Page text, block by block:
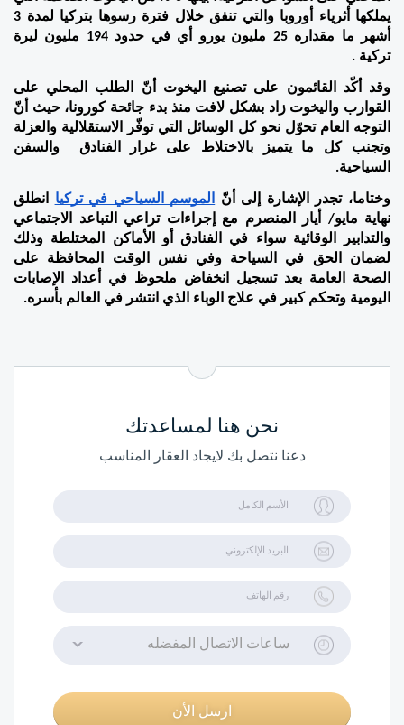
نحن هنا لمساعدتك
دعنا نتصل بك لايجاد العقار المناسب
ساعات الاتصال المفضله
ارسل الأن
تركية .
السياحية.
وختاما، تجدر الإشارة إلى أنّ الموسم السياحي في تركيا
اليومية وتحكم كبير في علاج الوباء الذي انتشر في العالم بأسره.